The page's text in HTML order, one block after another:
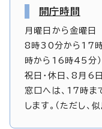
開庁時間
月曜日から金曜日
8時30分から17時
時から16時45分）
祝日・休日、8月
窓口へは、17時ま
します。（ただし